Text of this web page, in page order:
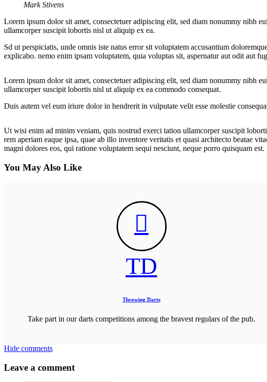
Mark Stivens
Lorem ipsum dolor sit amet, consectetuer adipiscing elit, sed diam nonummy nibh
ullamcorper suscipit lobortis nisl ut aliquip ex ea.
Sd ut perspiciatis, unde omnis iste natus error sit voluptatem accusantium
explicabo. nemo enim ipsam voluptatem, quia voluptas sit, aspernatur aut odit aut
Lorem ipsum dolor sit amet, consectetuer adipiscing elit, sed diam nonummy nibh
ullamcorper suscipit lobortis nisl ut aliquip ex ea commodo consequat.
Duis autem vel eum iriure dolor in hendrerit in vulputate velit esse molestie
Ut wisi enim ad minim veniam, quis nostrud exerci tation ullamcorper suscipit
rem aperiam eaque ipsa, quae ab illo inventore veritatis et quasi architecto beatae
magni dolores eos, qui ratione voluptatem sequi nesciunt, neque porro quisquam est.
You May Also Like
TD
Throwing Darts
Take part in our darts competitions among the bravest regulars of the pub.
Hide comments
Leave a comment